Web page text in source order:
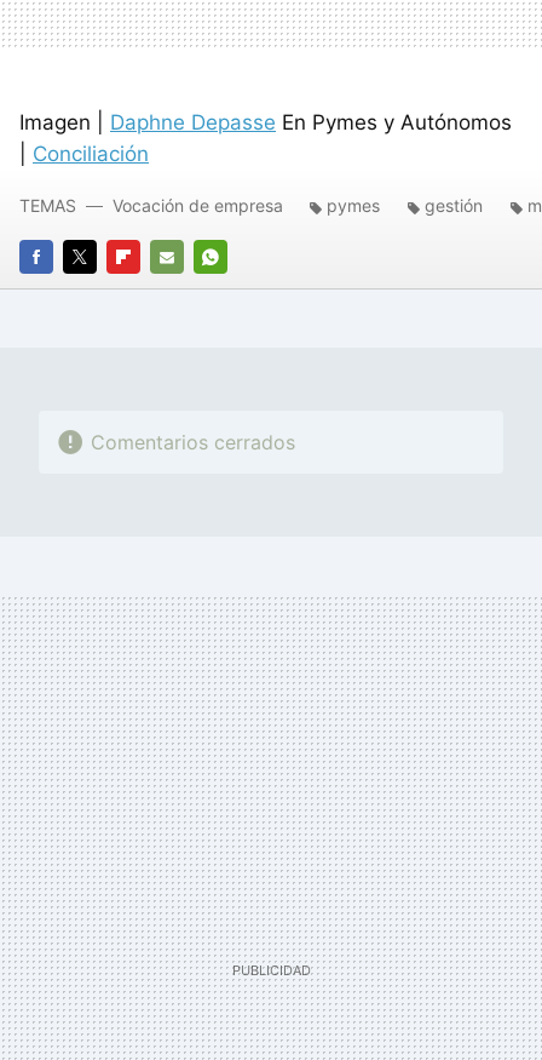
Imagen | Daphne Depasse En Pymes y Autónomos
Conciliación
FACEBOOK
TWITTERFLIPBOARD
E-
WHATSAPP
TEMAS Vocación de empresa pymes gestión
Comentarios cerrados